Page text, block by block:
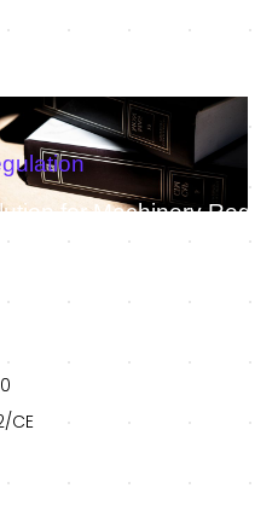
for Machinery
CE